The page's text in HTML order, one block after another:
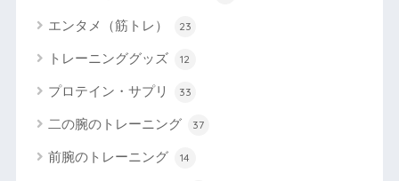
エンタメ（筋トレ） 23
トレーニンググッズ 12
プロテイン・サプリ 33
二の腕のトレーニング 37
前腕のトレーニング 14